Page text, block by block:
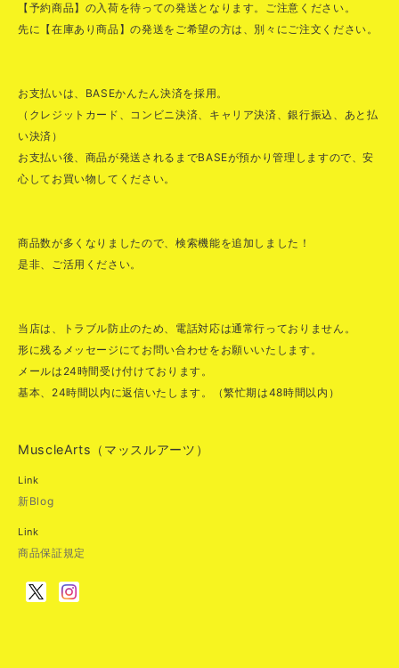
【予約商品】の入荷を待っての発送となります。ご注意ください。
先に【在庫あり商品】の発送をご希望の方は、別々にご注文ください。
お支払いは、BASEかんたん決済を採用。
（クレジットカード、コンビニ決済、キャリア決済、銀行振込、あと払
い決済）
お支払い後、商品が発送されるまでBASEが預かり管理しますので、安
心してお買い物してください。
商品数が多くなりましたので、検索機能を追加しました！
是非、ご活用ください。
当店は、トラブル防止のため、電話対応は通常行っておりません。
形に残るメッセージにてお問い合わせをお願いいたします。
メールは24時間受け付けております。
基本、24時間以内に返信いたします。（繁忙期は48時間以内）
MuscleArts（マッスルアーツ）
Link
新Blog
Link
商品保証規定